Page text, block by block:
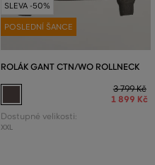
SLEVA -50%
POSLEDNÍ ŠANCE
ROLÁK GANT CTN/WO ROLLNECK
3 799 Kč
1 899 Kč
Dostupné velikosti:
XXL